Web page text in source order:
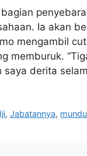
Ia akan
mengambil
memburuk.
saya derita
,Jabatannya,